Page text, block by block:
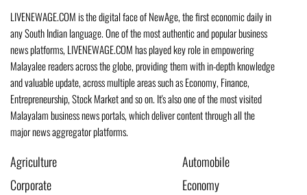
LIVENEWAGE.COM is the digital face of NewAge, the first economic daily in
any South Indian language. One of the most authentic and popular business
news platforms, LIVENEWAGE.COM has played key role in empowering
Malayalee readers across the globe, providing them with in-depth knowledge
and valuable update, across multiple areas such as Economy, Finance,
Entrepreneurship, Stock Market and so on. It's also one of the most visited
Malayalam business news portals, which deliver content through all the
major news aggregator platforms.
Agriculture
Automobile
Corporate
Economy